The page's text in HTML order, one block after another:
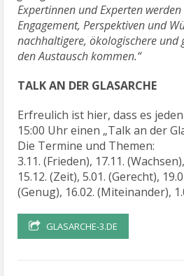
Expertinnen und Experten
Engagement, Perspektiven und
nachhaltigere, ökologischere und
den Austausch kommen.“
TALK AN DER GLASARCHE
Erfreulich ist hier, dass es
15:00 Uhr einen „Talk an der
Die Termine und Themen:
3.11. (Frieden), 17.11.
15.12. (Zeit), 5.01. (Gerecht),
(Genug), 16.02. (Miteinander),
GLASARCHE-3.DE